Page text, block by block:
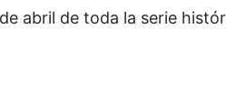
abril de toda la serie